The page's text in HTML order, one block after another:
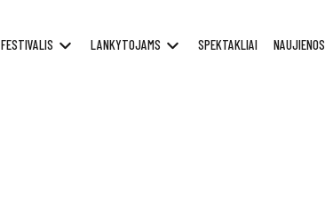
FESTIVALIS LANKYTOJAMS SPEKTAKLIAI NAUJIENOS